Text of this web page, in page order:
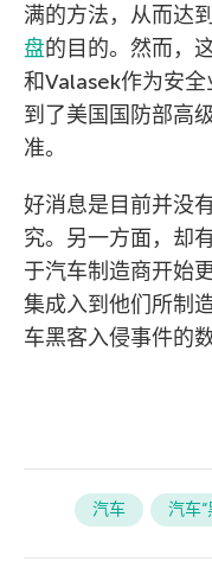
满的方法，从而达到
盘的目的。然而，
和Valasek作为安
到了美国国防部高
准。
好消息是目前并没
究。另一方面，却
于汽车制造商开始
集成入到他们所制
车黑客入侵事件的
汽车 汽车